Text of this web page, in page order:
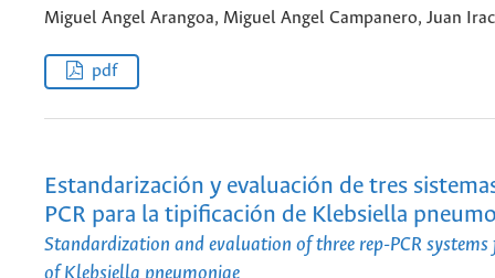
Miguel Angel Arangoa, Miguel Angel Campanero, Juan
pdf
Estandarización y evaluación de tres
PCR para la tipificación de Klebsiella
Standardization and evaluation of three rep-PCR